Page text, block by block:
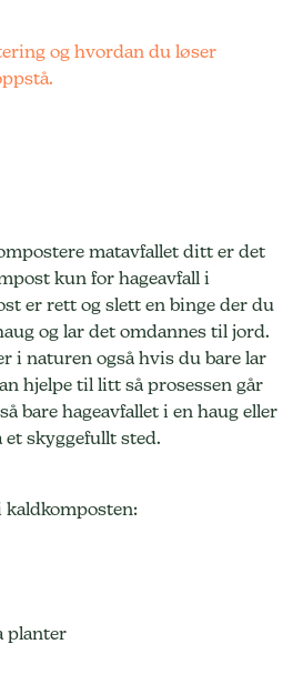
og hvordan du løser
matavfallet ditt er det
kun for hageavfall i
er rett og slett en binge der du
og lar det omdannes til jord.
i naturen også hvis du bare lar
hjelpe til litt så prosessen går
bare hageavfallet i en haug eller
et skyggefullt sted.
kaldkomposten:
planter